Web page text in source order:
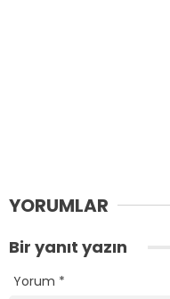
YORUMLAR
Bir yanıt yazın
Yorum *